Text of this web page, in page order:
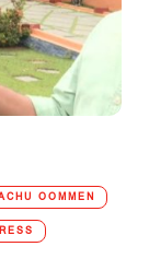
OOMMEN